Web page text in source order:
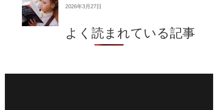
2026年3月27日
よく読まれている記事